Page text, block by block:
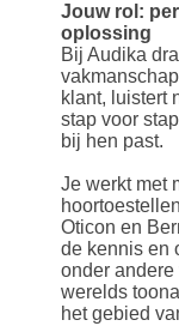
Jouw rol:
oplossing
Bij Audika
klant, luistert
stap voor
bij hen past.
Je werkt met
Oticon en
de kennis en
onder andere
werelds
het gebied